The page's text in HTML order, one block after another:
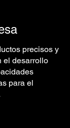
precisos y
el desarrollo
para el